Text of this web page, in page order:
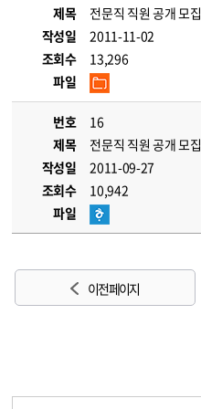
제목
전문직 직원 공개 모집
작성일
2011-11-02
조회수
13,296
파일
번호
16
제목
전문직 직원 공개 모집
작성일
2011-09-27
조회수
10,942
파일
이전 페이지